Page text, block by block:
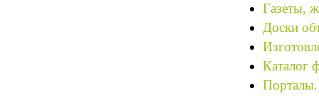
Газеты,
Доски
Каталог